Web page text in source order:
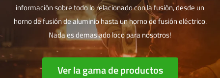
información sobre todo lo relacionado con la fusión, desde un
horno de fusión de aluminio hasta un horno de fusión eléctrico.
Nada es demasiado loco para nosotros!
Ver la gama de productos